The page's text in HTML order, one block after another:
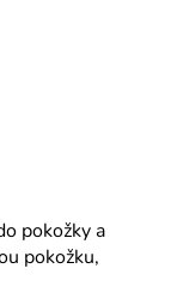
pokožky a
pokožku,